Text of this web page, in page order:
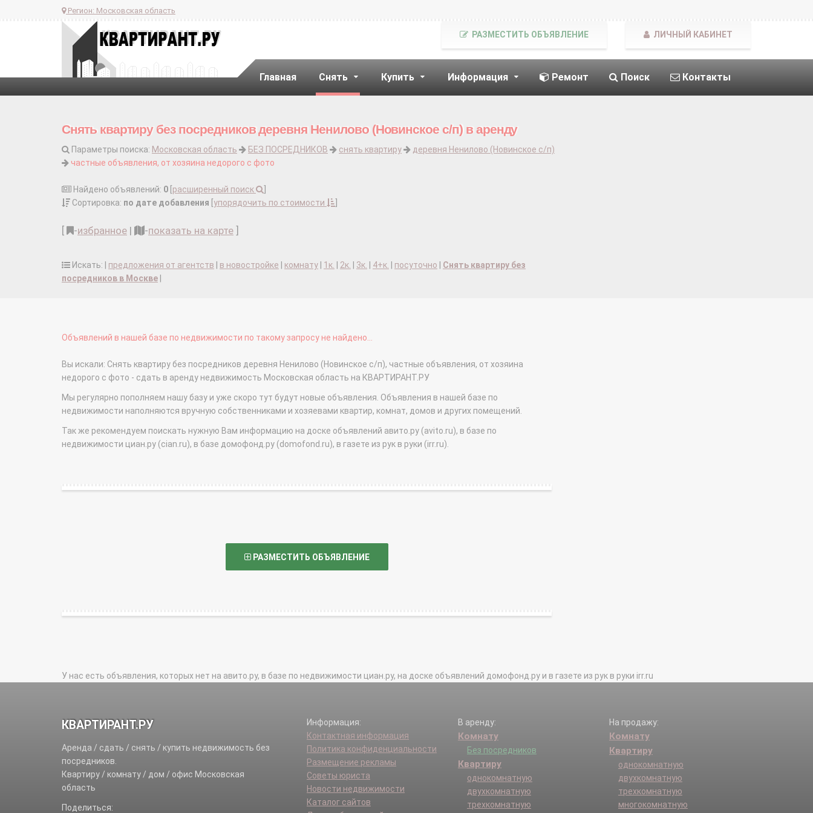
Регион: Московская область
Главная Снять Купить Информация Ремонт Поиск Контакты
РАЗМЕСТИТЬ ОБЪЯВЛЕНИЕ ЛИЧНЫЙ КАБИНЕТ
Снять квартиру без посредников деревня Ненилово (Новинское с/п) в аренду
Параметры поиска: Московская область БЕЗ ПОСРЕДНИКОВ снять квартиру
деревня Ненилово (Новинское с/п)
частные объявления, от хозяина недорого с фото
Найдено объявлений: 0 расширенный поиск
Сортировка: по дате добавления упорядочить по стоимости
-избранное | -показать на карте
Искать: | предложения от агентств в новостройке комнату 1к. 2к. 3к. 4+к. посуточно
Снять квартиру без
посредников в Москве
Объявлений в нашей базе по недвижимости по такому запросу не найдено...
Вы искали: Снять квартиру без посредников деревня Ненилово (Новинское с/п), частные объявления, от хозяина
недорого с фото - сдать в аренду недвижимость Московская область на КВАРТИРАНТ.РУ
Мы регулярно пополняем нашу базу и уже скоро тут будут новые объявления. Объявления в нашей базе по
недвижимости наполняются вручную собственниками и хозяевами квартир, комнат, домов и других помещений.
Так же рекомендуем поискать нужную Вам информацию на доске объявлений авито.ру (avito.ru), в базе по
недвижимости циан.ру (cian.ru), в базе домофонд.ру (domofond.ru), в газете из рук в руки (irr.ru).
РАЗМЕСТИТЬ ОБЪЯВЛЕНИЕ
У нас есть объявления, которых нет на авито.ру, в базе по недвижимости циан.ру, на доске объявлений домофонд.ру и в газете из рук в руки irr.ru
КВАРТИРАНТ.РУ
Аренда / сдать / снять / купить недвижимость без
посредников.
Квартиру / комнату / дом / офис Московская
область
Поделиться:
Информация:
Контактная информация
Политика конфиденциальности
Размещение рекламы
Советы юриста
Новости недвижимости
Каталог сайтов
В аренду:
Комнату
Без посредников
Квартиру
однокомнатную
двухкомнатную
трехкомнатную
На продажу:
Комнату
Квартиру
однокомнатную
двухкомнатную
трехкомнатную
многокомнатную